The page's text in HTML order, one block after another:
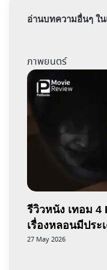
อ่านบทความอื่นๆ ใ
ภาพยนตร์
รีวิวหนัง เทอม 4
เรื่องหลอนมีประ
27 May 2026